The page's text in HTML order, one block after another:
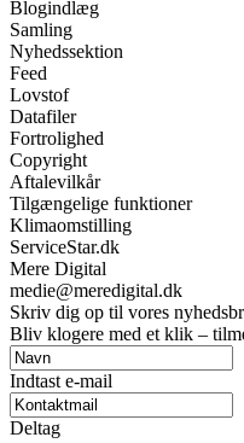
Blogindlæg
Samling
Nyhedssektion
Feed
Lovstof
Datafiler
Fortrolighed
Copyright
Aftalevilkår
Tilgængelige funktioner
Klimaomstilling
ServiceStar.dk
Mere Digital
medie@meredigital.dk
Skriv dig op til vores
Bliv klogere med et klik –
Indtast e-mail
Deltag